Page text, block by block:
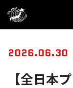
2026.06.30
【全日本